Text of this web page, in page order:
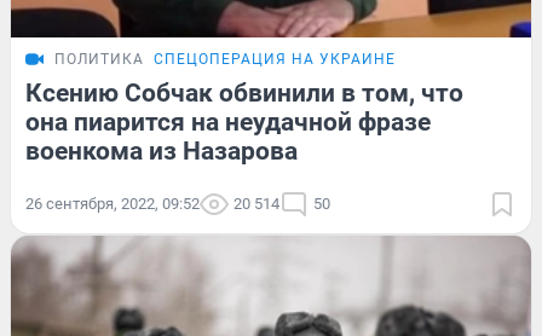
ПОЛИТИКА СПЕЦОПЕРАЦИЯ НА УКРАИНЕ
Ксению Собчак обвинили в том, что
она пиарится на неудачной фразе
военкома из Назарова
26 сентября, 2022, 09:52 20 514 50